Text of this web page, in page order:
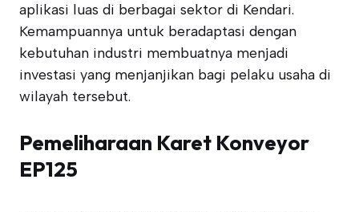
aplikasi luas di berbagai sektor di Kendari.
Kemampuannya untuk beradaptasi dengan
kebutuhan industri membuatnya menjadi
investasi yang menjanjikan bagi pelaku usaha di
wilayah tersebut.
Pemeliharaan Karet Konveyor
EP125